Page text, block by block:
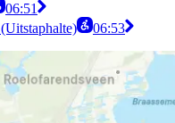
06:51
06:53